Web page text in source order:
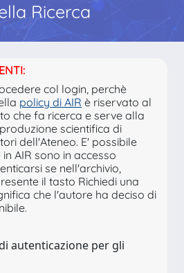
Ricerca
col login, perchè
policy di AIR è riservato al
che fa ricerca e serve alla
scientifica di
dell'Ateneo. E' possibile
AIR sono in accesso
se nell'archivio,
il tasto Richiedi una
che l'autore ha deciso di
autenticazione per gli